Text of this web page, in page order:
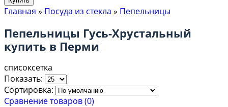
Главная » Посуда из стекла » Пепельницы
Пепельницы Гусь-Хрустальный
купить в Перми
списоксетка
Показать:
Сортировка:
Сравнение товаров (0)